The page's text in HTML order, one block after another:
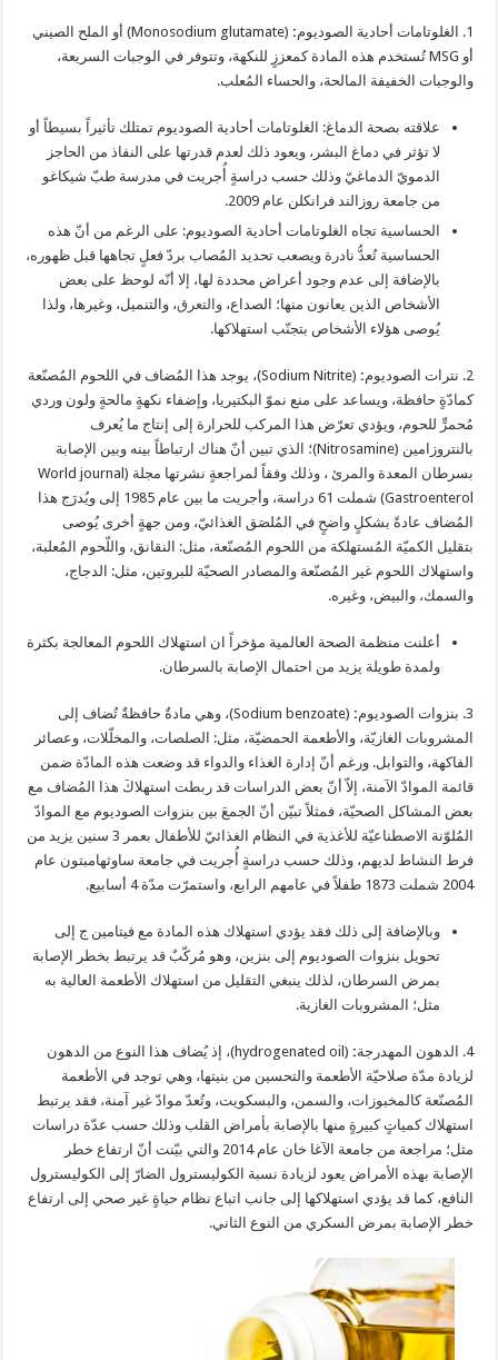
1. الغلوتامات أحادية الصوديوم :
(Monosodium glutamate) أو الملح الصيني
أو MSG تُستخدم هذه المادة كمعززٍ للنكهة، وتتوفر في الوجبات السريعة،
والوجبات الخفيفة المالحة، والحساء المُعلب.
علاقته بصحة الدماغ: الغلوتامات أحادية الصوديوم تمتلك تأثيراً بسيطاً أو
لا تؤثر في دماغ البشر، ويعود ذلك لعدم قدرتها على النفاذ من الحاجز
الدمويّ الدماغيّ وذلك حسب دراسةٍ أُجريت في مدرسة طبّ شيكاغو
من جامعة روزالند فرانكلن عام 2009.
الحساسية تجاه الغلوتامات أحادية الصوديوم: على الرغم من أنّ هذه
الحساسية تُعدُّ نادرة ويصعب تحديد المُصاب بردّ فعلٍ تجاهها قبل ظهوره،
بالإضافة إلى عدم وجود أعراض محددة لها، إلا أنّه لوحظ على بعض
الأشخاص الذين يعانون منها؛ الصداع،والتعرق، والتنميل، وغيرها، ولذا
يُوصى هؤلاء الأشخاص بتجنّب استهلاكها.
2. نترات الصوديوم :
(Sodium Nitrite)، يوجد هذا المُضاف في اللحوم المُصنّعة
كمادّةٍ حافظة، ويساعد على منع نموّ البكتيريا، وإضفاء نكهةٍ مالحةٍ ولون وردي
مُحمرٍّ للحوم، ويؤدي تعرّض هذا المركب للحرارة إلى إنتاج ما يُعرف
بالنتروزامين (Nitrosamine)؛ الذي تبين أنّ هناك ارتباطاً بينه وبين الإصابة
بسرطان المعدة والمرئ ، وذلك وفقاً لمراجعةٍ نشرتها مجلة (World journal
Gastroenterol) شملت 61 دراسة، وأجريت ما بين عام 1985 إلى ويُدرَج هذا
المُضاف عادةً بشكلٍ واضحٍ في المُلصَق الغذائيّ، ومن جهةٍ أخرى يُوصى
بتقليل الكميّة المُستهلكة من اللحوم المُصنّعة، مثل: النقانق، واللّحوم المُعلبة،
واستهلاك اللحوم غير المُصنّعة والمصادر الصحيّة للبروتين، مثل: الدجاج،
والسمك، والبيض، وغيره.
أعلنت منظمة الصحة العالمية مؤخراً ان استهلاك اللحوم المعالجة بكثرة
ولمدة طويلة يزيد من احتمال الإصابة بالسرطان.
3. بنزوات الصوديوم :
(Sodium benzoate)، وهي مادةٌ حافظةٌ تُضاف إلى
المشروبات الغازيّة، والأطعمة الحمضيّة، مثل: الصلصات، والمخلّلات، وعصائر
الفاكهة، والتوابل. ورغم أنّ إدارة الغذاء والدواء قد وضعت هذه المادّة ضمن
قائمة الموادّ الآمنة، إلاّ أنّ بعض الدراسات قد ربطت استهلاكَ هذا المُضاف مع
بعض المشاكل الصحيّة، فمثلاً تبيّن أنّ الجمعَ بين بنزوات الصوديوم مع الموادّ
المُلوّنة الاصطناعيّة للأغذية في النظام الغذائيّ للأطفال بعمر 3 سنين يزيد من
فرط النشاط لديهم، وذلك حسب دراسةٍ أُجريت في جامعة ساوثهامبتون عام
2004 شملت 1873 طفلاً في عامهم الرابع، واستمرّت مدّة 4 أسابيع.
وبالإضافة إلى ذلك فقد يؤدي استهلاك هذه المادة مع فيتامين ج إلى
تحويل بنزوات الصوديوم إلى بنزين، وهو مُركّبٌ قد يرتبط بخطر الإصابة
بمرض السرطان، لذلك ينبغي التقليل من استهلاك الأطعمة العالية به
مثل؛ المشروبات الغازية.
4. الدهون المهدرجة :
(hydrogenated oil)، إذ يُضاف هذا النوع من الدهون
لزيادة مدّة صلاحيّة الأطعمة والتحسين من بنيتها، وهي توجد في الأطعمة
المُصنّعة كالمخبوزات، والسمن، والبسكويت، وتُعدّ موادّ غير آمنة، فقد يرتبط
استهلاك كمياتٍ كبيرةٍ منها بالإصابة بأمراض القلب وذلك حسب عدّة دراسات
مثل؛ مراجعة من جامعة الآغا خان عام 2014 والتي بيّنت أنّ ارتفاع خطر
الإصابة بهذه الأمراض يعود لزيادة نسبة الكوليسترول الضارّ إلى الكوليسترول
النافع، كما قد يؤدي استهلاكها إلى جانب اتباع نظام حياةٍ غير صحي إلى ارتفاع
خطر الإصابة بمرض السكري من النوع الثاني.